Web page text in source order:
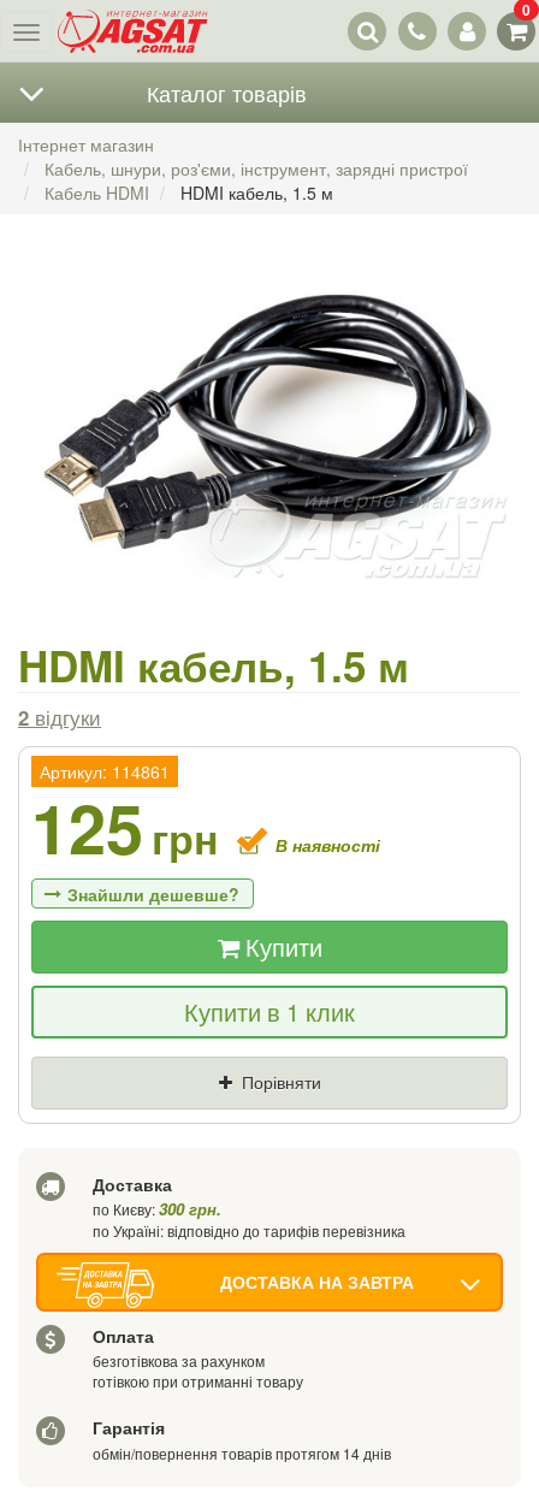
Меню
Наші
контакти
0
Каталог товарів
Інтернет магазин
Кабель, шнури, роз'єми, інструмент, зарядні пристрої
Кабель HDMI
HDMI кабель, 1.5 м
HDMI кабель, 1.5 м
2 відгуки
Артикул: 114861
125 грн В наявності
Знайшли дешевше?
Якщо Ви знайдете товар дешевше - ми
знизимо ціну і подаруємо % від різниці
Купити
Купити в 1 клик
Порівняти
Доставка
по Києву:300 грн.
по Україні: відповідно до тарифів перевізника
ДОСТАВКА НА ЗАВТРА
Оплата
безготівкова за рахунком
готівкою при отриманні товару
Гарантія
обмін/повернення товарів протягом 14 днів